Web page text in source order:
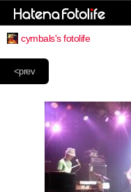
cymbals's fotolife
<prev